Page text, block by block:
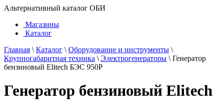
Альтернативный каталог ОБИ
Магазины
Каталог
Главная \ Каталог \ Оборудование и инструменты \
Крупногабаритная техника \ Электрогенераторы \ Генератор
бензиновый Elitech БЭС 950P
Генератор бензиновый Elitech